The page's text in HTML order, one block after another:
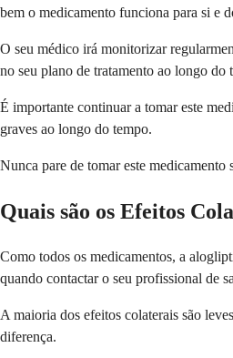
bem o medicamento funciona para si e
O seu médico irá monitorizar
no seu plano de tratamento ao longo do
É importante continuar a tomar este
graves ao longo do tempo.
Nunca pare de tomar este
Quais são os Efeitos
Como todos os medicamentos, a
quando contactar o seu profissional de
A maioria dos efeitos colaterais são
diferença.